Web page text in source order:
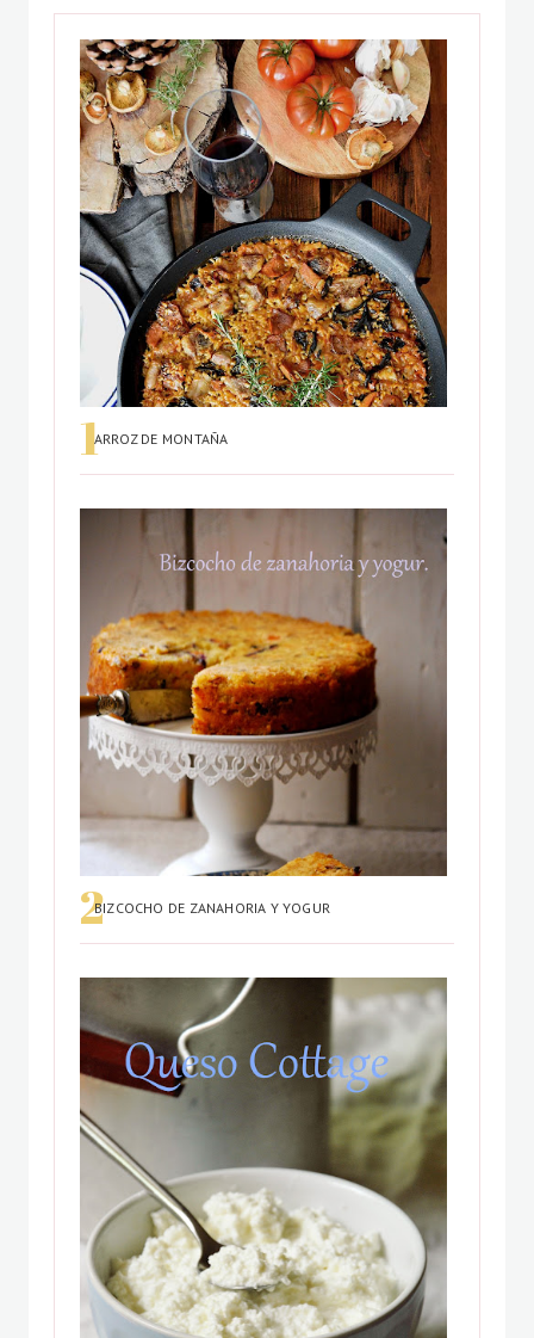
ARROZ DE MONTAÑA
BIZCOCHO DE ZANAHORIA Y YOGUR